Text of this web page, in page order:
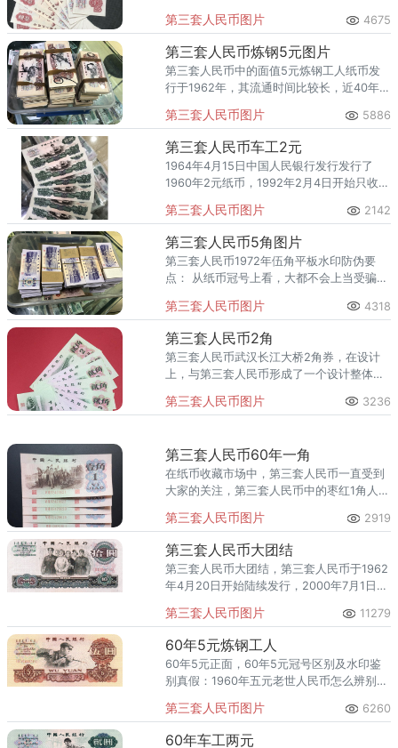
用正背面凹印印刷工艺。
第三套人民币图片 4675
第三套人民币炼钢5元图片
第三套人民币中的面值5元炼钢工人纸币发
行于1962年，其流通时间比较长，近40年的
让该纸钞受到了很多人的关注，价格慢慢上
涨了起来，成为很多人都喜欢收藏的藏品。
第三套人民币图片 5886
第三套人民币车工2元
1964年4月15日中国人民银行发行发行了
1960年2元纸币，1992年2月4日开始只收不
市场，它采用的是正背面凹印的印刷工艺，
相比第一和第二套人民币的印刷技术要显得
成熟得多，票面尺寸为135×57mm，分为古
币水印和五星水印两种，主要为深绿色，其
正面图案为车床工人图，象征着工业强国、
发展重工业，背面图案为国徽和石油矿井，
它的象征意义是发展能源产业。
第三套人民币图片 2142
第三套人民币5角图片
第三套人民币1972年伍角平板水印防伪要
点： 从纸币冠号上看，大都不会上当受骗其
不适宜于本条。 其他还可以从纸币水印看，
可提防平版无水印卷人为加水印变平版水
印，正品平版水印币水印排列规范，整齐，
间隔距离一致，假平水大都在原平版无水印
卷的背面上人为加盖水印，水印不规范，不
整齐，间隔距离不一，同时钱币收藏者可斜
光目视可看出假平水卷水印的真面目。
第三套人民币图片 4318
第三套人民币2角
第三套人民币武汉长江大桥2角券，在设计
上，与第三套人民币形成了一个设计整体风
框，成为开放式构图，在较小的画面上显得
调活泼、丰富，又提高了防伪功能；在雕刻
方面，除主景工艺完全采用手雕外，面值文
字的衬底花纹或花符图案多采用机雕技术，
并在票券的面值衬底图案设计中使用接线技
术，大大提高了钞票的防假性能。
第三套人民币图片 3236
第三套人民币60年一角
在纸币收藏市场中，第三套人民币一直受到
大家的关注，第三套人民币中的枣红1角人民
是1960年发行的一种纸币类型，因为它本身
非常独特，它的颜色和一般的1角纸币不同，
并且在市场上的流通时间比较短，存世量稀
少，所以它的价值在第三套人民币中是上涨
得比较快的。
第三套人民币图片 2919
第三套人民币大团结
第三套人民币大团结，第三套人民币于1962
年4月20日开始陆续发行，2000年7月1日停
最大面值是10元，正面为“人民代表步出大会
堂”图，象征人民参政议政;背面图案为天安
门城楼，主色黑色，俗称“大团结”。中国人
民银行于1966年1月10日发行第三套人民币
10元券，即1965年版10元券。该票券后期发
行的一小部分因出现令人意想不到的情况，
给人民币的防伪工作造成被动，也给基层银
行带来不少麻烦。
第三套人民币图片 11279
60年5元炼钢工人
60年5元正面，60年5元冠号区别及水印鉴
别真假：1960年五元老世人民币怎么辨别真
人。实心星水印、，背面机械有“天”字，经
理章左边有字母“H、J”。 因为冠号不一样，
第三套人民币图片 6260
60年车工两元